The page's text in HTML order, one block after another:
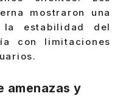
mostraron una
la estabilidad del
con limitaciones
amenazas y